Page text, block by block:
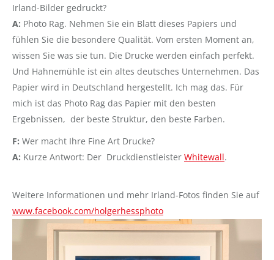
Irland-Bilder gedruckt?
A: Photo Rag. Nehmen Sie ein Blatt dieses Papiers und
fühlen Sie die besondere Qualität. Vom ersten Moment an,
wissen Sie was sie tun. Die Drucke werden einfach perfekt.
Und Hahnemühle ist ein altes deutsches Unternehmen. Das
Papier wird in Deutschland hergestellt. Ich mag das. Für
mich ist das Photo Rag das Papier mit den besten
Ergebnissen, der beste Struktur, den beste Farben.
F: Wer macht Ihre Fine Art Drucke?
A: Kurze Antwort: Der Druckdienstleister Whitewall.
Weitere Informationen und mehr Irland-Fotos finden Sie auf
www.facebook.com/holgerhessphoto